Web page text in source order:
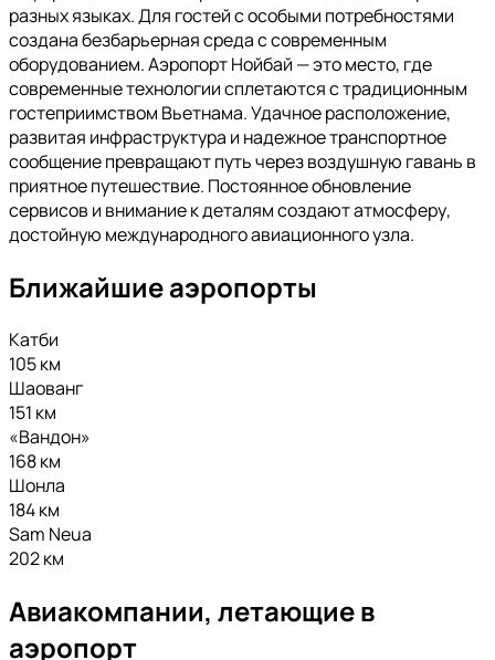
разных языках. Для гостей с особыми потребностями
создана безбарьерная среда с современным
оборудованием. Аэропорт Нойбай — это место, где
современные технологии сплетаются с традиционным
гостеприимством Вьетнама. Удачное расположение,
развитая инфраструктура и надежное транспортное
сообщение превращают путь через воздушную гавань в
приятное путешествие. Постоянное обновление
сервисов и внимание к деталям создают атмосферу,
достойную международного авиационного узла.
Ближайшие аэропорты
Катби
105 км
Шаованг
151 км
«Вандон»
168 км
Шонла
184 км
Sam Neua
202 км
Авиакомпании, летающие в
аэропорт